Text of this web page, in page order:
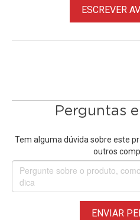
• Design da multifuncional
• Ideal para Transmissões Ao
festas, shows, entrevistas,
ESCREVER
Perguntas
Tem alguma dúvida sobre este
outros
ENVIAR